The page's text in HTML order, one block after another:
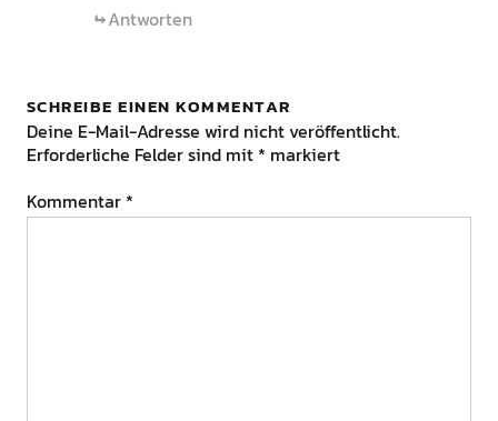
Antworten
SCHREIBE EINEN KOMMENTAR
Deine E-Mail-Adresse wird nicht veröffentlicht.
Erforderliche Felder sind mit * markiert
Kommentar *